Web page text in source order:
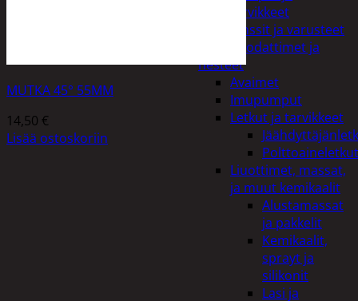
tarvikkeet
Vinssit ja varusteet
Öljyt, suodattimet ja
nesteet
Avaimet
Imupumput
Letkut ja tarvikkeet
Polttoaineletkut
Liuottimet, massat,
ja muut kemikaalit
Alustamassat
ja pakkelit
Kemikaalit,
sprayt ja
silikonit
Lasi ja
MUTKA 45° 55MM
14,50 €
Lisää ostoskoriin